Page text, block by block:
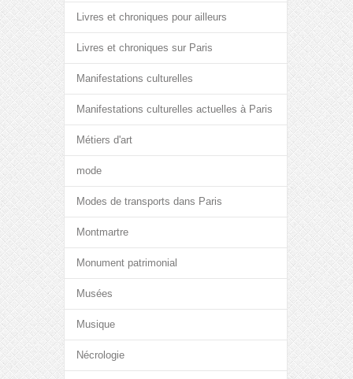
Livres et chroniques pour ailleurs
Livres et chroniques sur Paris
Manifestations culturelles
Manifestations culturelles actuelles à Paris
Métiers d'art
mode
Modes de transports dans Paris
Montmartre
Monument patrimonial
Musées
Musique
Nécrologie